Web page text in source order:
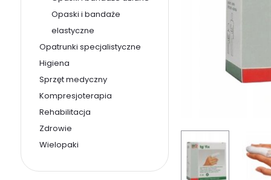
Opaski i bandaże
elastyczne
Opatrunki specjalistyczne
Higiena
Sprzęt medyczny
Kompresjoterapia
Rehabilitacja
Zdrowie
Wielopaki